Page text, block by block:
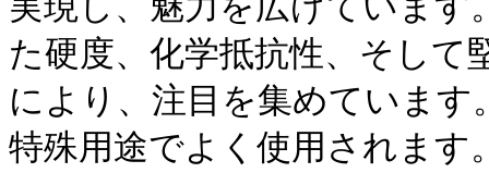
た硬度、化学抵抗性、そして
により、注目を集めていま
特殊用途でよく使用されます